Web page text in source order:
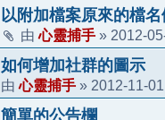
以附加檔案原來的檔
由心靈捕手 » 2012-
如何增加社群的圖示
由心靈捕手 » 2012-11-
簡單的公告欄